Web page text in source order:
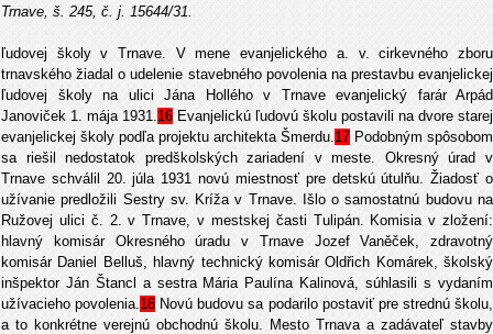
Trnave, š. 245, č. j. 15644/31.
ľudovej školy v Trnave. V mene evanjelického a. v. cirkevného zboru
trnavského žiadal o udelenie stavebného povolenia na prestavbu evanjelickej
ľudovej školy na ulici Jána Hollého v Trnave evanjelický farár Arpád
Janoviček 1. mája 1931.16 Evanjelickú ľudovú školu postavili na dvore starej
evanjelickej školy podľa projektu architekta Šmerdu.17 Podobným spôsobom
sa riešil nedostatok predškolských zariadení v meste. Okresný úrad v
Trnave schválil 20. júla 1931 novú miestnosť pre detskú útulňu. Žiadosť o
užívanie predložili Sestry sv. Kríža v Trnave. Išlo o samostatnú budovu na
Ružovej ulici č. 2. v Trnave, v mestskej časti Tulipán. Komisia v zložení:
hlavný komisár Okresného úradu v Trnave Jozef Vaněček, zdravotný
komisár Daniel Belluš, hlavný technický komisár Oldřich Komárek, školský
inšpektor Ján Štancl a sestra Mária Paulína Kalinová, súhlasili s vydaním
užívacieho povolenia.18 Novú budovu sa podarilo postaviť pre strednú školu,
a to konkrétne verejnú obchodnú školu. Mesto Trnava a zadávateľ stavby